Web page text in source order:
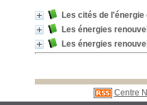
Les cités de l'énergie
Les énergies
Les énergies
Centre